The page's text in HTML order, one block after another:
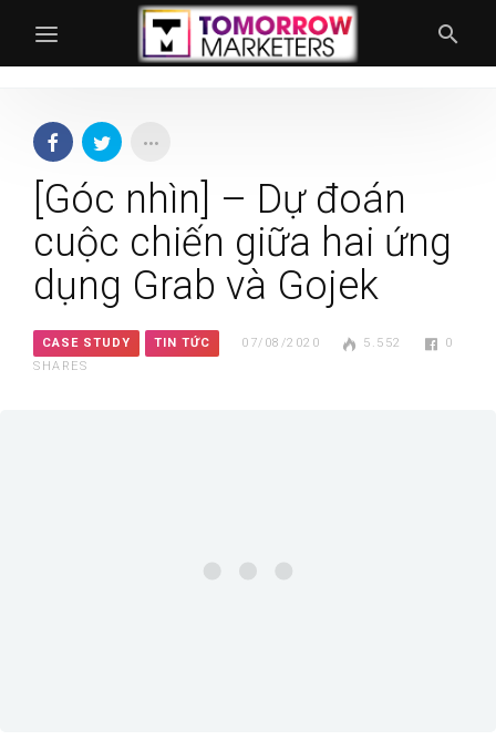
[Góc nhìn] – Dự đoán
cuộc chiến giữa hai ứng
dụng Grab và Gojek
CASE STUDY TIN TỨC 07/08/2020 5.552
0
SHARES